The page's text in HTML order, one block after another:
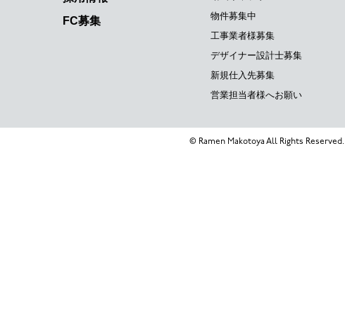
FC募集
物件募集中
工事業者様募集
デザイナー設計士募集
新規仕入先募集
営業担当者様へお願い
© Ramen Makotoya All Rights Reserved.